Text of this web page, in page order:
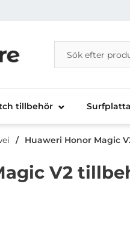
Telecom AB
Sök
Sök på Danira
tillbehör
Huaweri Honor Magic
V2